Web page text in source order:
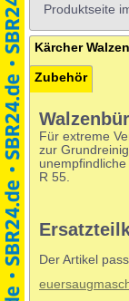
Produktseite
Kärcher
Zubehör
Für extreme
zur
R 55.
Der Artikel